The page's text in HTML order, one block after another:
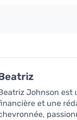
Johnson est
et une